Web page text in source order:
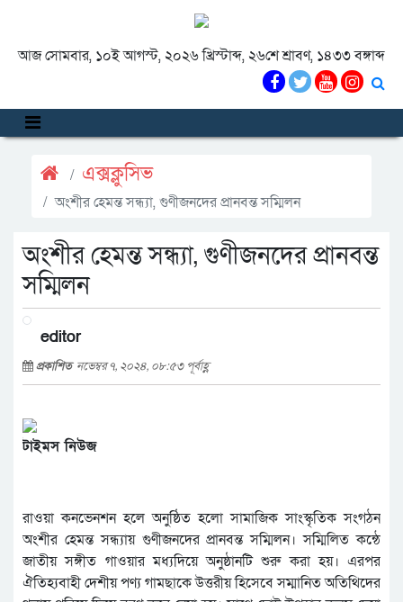
আজ সোমবার, ১০ই আগস্ট, ২০২৬ খ্রিস্টাব্দ, ২৬শে শ্রাবণ, ১৪৩৩ বঙ্গাব্দ
এক্সক্লুসিভ
অংশীর হেমন্ত সন্ধ্যা, গুণীজনদের প্রানবন্ত সম্মিলন
অংশীর হেমন্ত সন্ধ্যা, গুণীজনদের প্রানবন্ত
সম্মিলন
editor
প্রকাশিত নভেম্বর ৭, ২০২৪, ০৮:৫৩ পূর্বাহ্ণ
টাইমস নিউজ
রাওয়া কনভেনশন হলে অনুষ্ঠিত হলো সামাজিক সাংস্কৃতিক সংগঠন
অংশীর হেমন্ত সন্ধ্যায় গুণীজনদের প্রানবন্ত সম্মিলন। সম্মিলিত কন্ঠে
জাতীয় সঙ্গীত গাওয়ার মধ্যদিয়ে অনুষ্ঠানটি শুরু করা হয়। এরপর
ঐতিহ্যবাহী দেশীয় পণ্য গামছাকে উত্তরীয় হিসেবে সম্মানিত অতিথিদের